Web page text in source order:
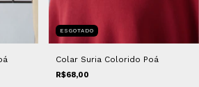
ESGOTADO
Colar Suria Colorido Poá
R$68,00